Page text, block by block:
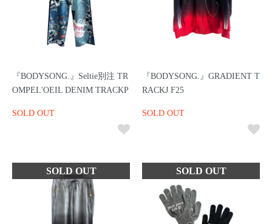
『BODYSONG.』Seltie別注 TR
OMPEL'OEIL DENIM TRACKP
SOLD OUT
『BODYSONG.』GRADIENT T
RACKJ F25
SOLD OUT